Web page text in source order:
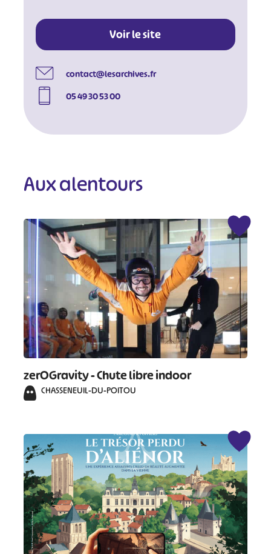
Voir le site
contact@lesarchives.fr
05 49 30 53 00
Aux alentours
zerOGravity - Chute libre indoor
CHASSENEUIL-DU-POITOU